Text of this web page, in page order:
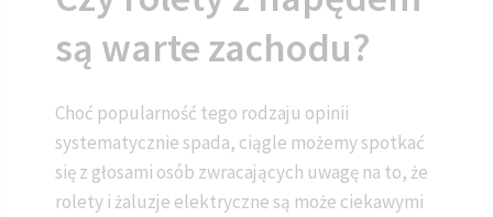
są warte zachodu?
Choć popularność tego rodzaju opinii
systematycznie spada, ciągle możemy spotkać
się z głosami osób zwracających uwagę na to, że
rolety i żaluzje elektryczne są może ciekawymi